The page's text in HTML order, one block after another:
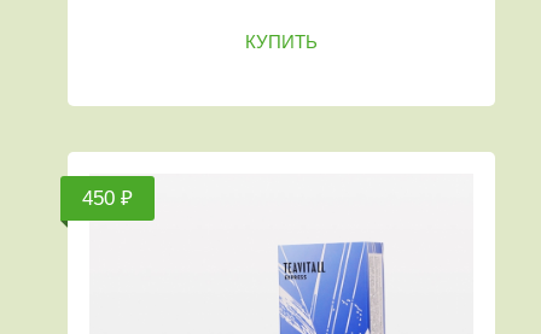
КУПИТЬ
450 ₽